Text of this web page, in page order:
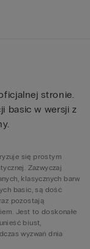
stronie.
basic w wersji z
się prostym
Zazwyczaj
klasycznych barw
basic, są dość
pozostają
Jest to doskonałe
biust,
wyzwań dnia